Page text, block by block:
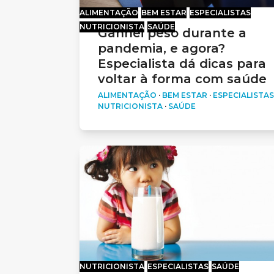
ALIMENTAÇÃO BEM ESTAR ESPECIALISTAS
NUTRICIONISTA SAÚDE
Ganhei peso durante a
pandemia, e agora?
Especialista dá dicas para
voltar à forma com saúde
ALIMENTAÇÃO · BEM ESTAR · ESPECIALISTAS
NUTRICIONISTA· SAÚDE
NUTRICIONISTA ESPECIALISTAS SAÚDE